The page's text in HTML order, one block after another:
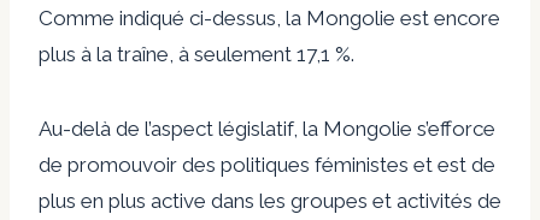
Comme indiqué ci-dessus, la Mongolie est encore
plus à la traîne, à seulement 17,1 %.
Au-delà de l’aspect législatif, la Mongolie s’efforce
de promouvoir des politiques féministes et est de
plus en plus active dans les groupes et activités de